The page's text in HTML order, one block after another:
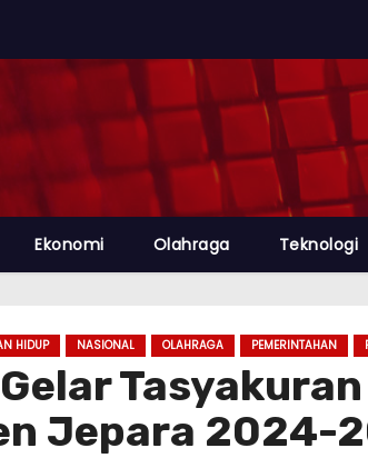
Ekonomi Olahraga Teknologi
HIDUP NASIONAL OLAHRAGA PEMERINTAHAN
Jepara 2024-